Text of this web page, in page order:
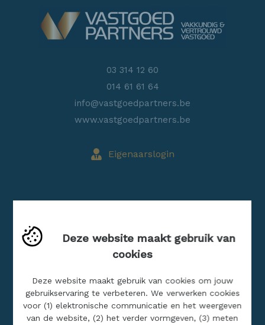
03 314 12 60
014 61 61 64
info@vastgoedpartners.be
www.vastgoedpartners.be
SITEMAP
Buitenland
Jobs
Eigenaarslogin
Deze website maakt gebruik van
cookies
Deze website maakt gebruik van cookies om jouw
gebruikservaring te verbeteren. We verwerken cookies
voor (1) elektronische communicatie en het weergeven
van de website, (2) het verder vormgeven, (3) meten